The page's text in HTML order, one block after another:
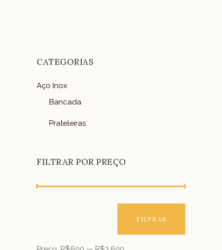
CATEGORIAS
Aço Inox
Bancada
Prateleiras
FILTRAR POR PREÇO
FILTRAR